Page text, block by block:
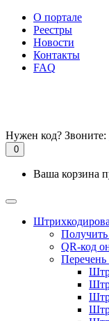
О портале
Реестры
Новости
Контакты
FAQ
Нужен код? Звоните:
0
Ваша корзина
QR-код